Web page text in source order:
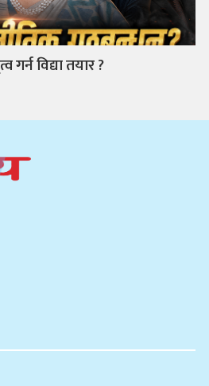
विद्या तयार ?